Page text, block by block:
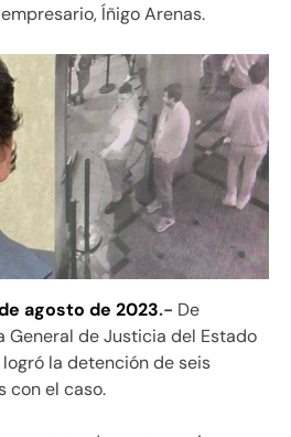
Íñigo Arenas.
agosto de 2023.- De
General de Justicia del Estado
la detención de seis
con el caso.